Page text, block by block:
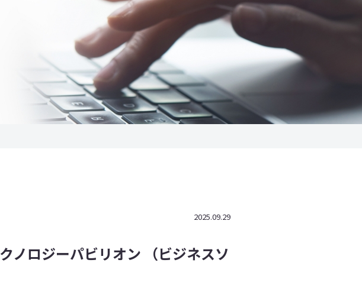
2025.09.29
ノロジーパビリオン （ビジネスソ